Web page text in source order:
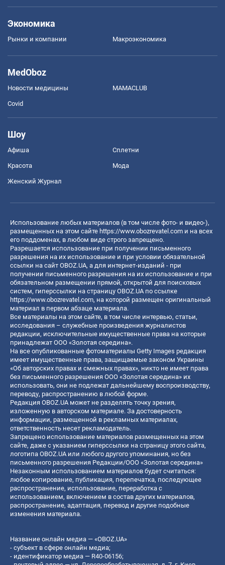
Экономика
Рынки и компании Mакроэкономика
MedOboz
Новости медицины MAMACLUB
Covid
Шоу
Афиша Сплетни
Красота Мода
Женский Журнал
Использование любых материалов (в том числе фото- и видео-),
размещенных на этом сайте https://www.obozrevatel.com и на всех
его поддоменах, в любом виде строго запрещено.
Разрешается использование при получении письменного
разрешения на их использование и при условии обязательной
ссылки на сайт OBOZ.UA, а для интернет-изданий - при
получении письменного разрешения на их использование и при
обязательном размещении прямой, открытой для поисковых
систем, гиперссылки на страницу OBOZ.UA по ссылке
https://www.obozrevatel.com, на которой размещен оригинальный
материал в первом абзаце материала.
Все материалы на этом сайте, в том числе интервью, статьи,
исследования – служебные произведения журналистов
редакции, исключительные имущественные права на которые
принадлежат ООО «Золотая середина».
На все опубликованные фотоматериалы Getty Images редакция
имеет имущественные права, защищаемые законом Украины
«Об авторских правах и смежных правах», никто не имеет права
без письменного разрешения ООО «Золотая середина» их
использовать, они не подлежат дальнейшему воспроизводству,
переводу, распространению в любой форме.
Редакция OBOZ.UA может не разделять точку зрения,
изложенную в авторском материале. За достоверность
информации, размещенной в рекламных материалах,
ответственность несет рекламодатель.
Запрещено использование материалов размещенных на этом
сайте, даже с указанием гиперссылки на страницу этого сайта,
логотипа OBOZ.UA или любого другого упоминания, но без
письменного разрешения Редакции/ООО «Золотая середина»
Незаконным использованием материалов будет считаться:
любое копирование, публикация, перепечатка, последующее
распространение, использование, переработка с
использованием, включением в состав других материалов,
распространение, адаптация, перевод и другие подобные
изменения материала.
Название онлайн медиа — «OBOZ.UA»
- субъект в сфере онлайн медиа;
- идентификатор медиа — R40-06156;